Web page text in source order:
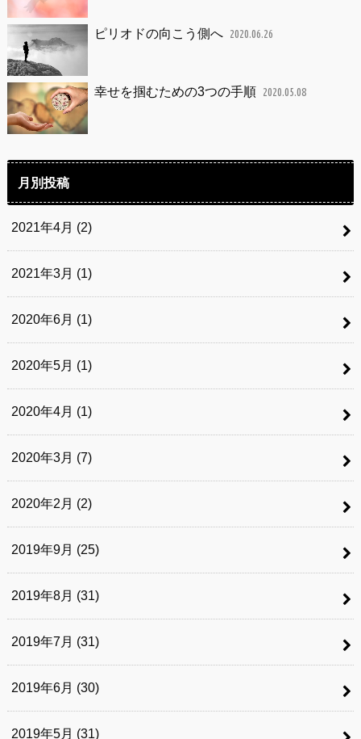
ピリオドの向こう側へ 2020.06.26
幸せを掴むための3つの手順 2020.05.08
月別投稿
2021年4月 (2)
2021年3月 (1)
2020年6月 (1)
2020年5月 (1)
2020年4月 (1)
2020年3月 (7)
2020年2月 (2)
2019年9月 (25)
2019年8月 (31)
2019年7月 (31)
2019年6月 (30)
2019年5月 (31)